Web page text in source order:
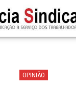
OPINIÃO